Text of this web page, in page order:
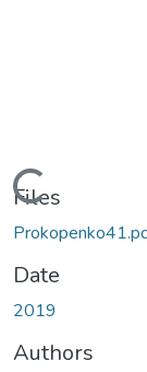
Loading...
Files
Date
2019
Authors